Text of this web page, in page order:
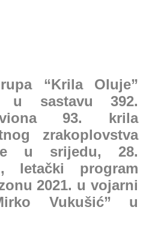
“Krila Oluje”
u sastavu 392.
93. krila
zrakoplovstva
u srijedu, 28.
letački program
2021. u vojarni
Vukušić” u